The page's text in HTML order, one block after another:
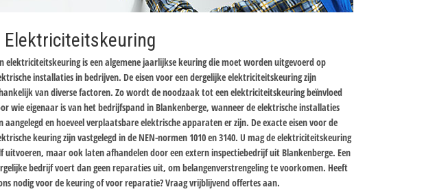
Elektriciteitskeuring
elektriciteitskeuring is een algemene jaarlijkse keuring die moet worden uitgevoerd op
installaties in bedrijven. De eisen voor een dergelijke elektriciteitskeuring zijn
van diverse factoren. Zo wordt de noodzaak tot een elektriciteitskeuring beïnvloed
wie eigenaar is van het bedrijfspand in Blankenberge, wanneer de elektrische installaties
aangelegd en hoeveel verplaatsbare elektrische apparaten er zijn. De exacte eisen voor de
keuring zijn vastgelegd in de NEN-normen 1010 en 3140. U mag de elektriciteitskeuring
uitvoeren, maar ook laten afhandelen door een extern inspectiebedrijf uit Blankenberge. Een
bedrijf voert dan geen reparaties uit, om belangenverstrengeling te voorkomen. Heeft
nodig voor de keuring of voor reparatie? Vraag vrijblijvend offertes aan.